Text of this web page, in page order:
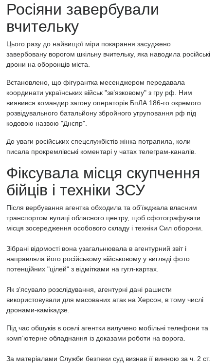
Росіяни завербували
вчительку
Цього разу до найвищої міри покарання засуджено
завербовану ворогом шкільну вчительку, яка наводила російські
дрони на оборонців міста.
Встановлено, що фігурантка месенджером передавала
координати українських військ "зв’язковому" з гру рф. Ним
виявився командир загону операторів БпЛА 186-го окремого
розвідувального батальйону збройного угруповання рф під
кодовою назвою "Днєпр".
До уваги російських спецслужбістів жінка потрапила, коли
писала прокремлівські коментарі у чатах телеграм-каналів.
Фіксувала місця скупчення
бійців і техніки ЗСУ
Після вербування агентка обходила та об’їжджала власним
транспортом вулиці обласного центру, щоб сфотографувати
місця зосередження особового складу і техніки Сил оборони.
Зібрані відомості вона узагальнювала в агентурний звіт і
направляла його російському військовому у вигляді фото
потенційних "цілей" з відмітками на гугл-картах.
Як з’ясувало розслідування, агентурні дані рашисти
використовували для масованих атак на Херсон, в тому числі
дронами-камікадзе.
Під час обшуків в оселі агентки вилучено мобільні телефони та
комп’ютерне обладнання із доказами роботи на ворога.
За матеріалами Служби безпеки суд визнав її винною за ч. 2 ст.